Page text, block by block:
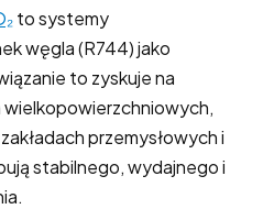
to systemy
węgla (R744) jako
to zyskuje na
przemysłowych i
stabilnego, wydajnego i